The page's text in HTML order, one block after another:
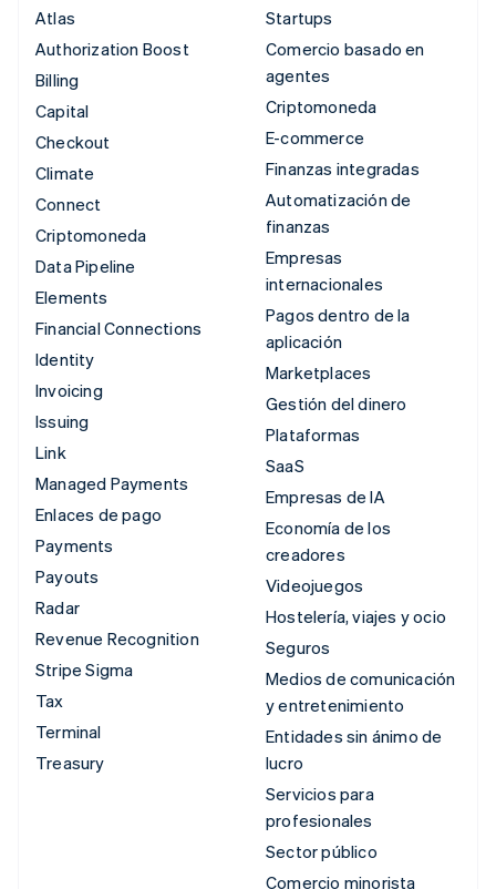
Atlas
Authorization Boost
Billing
Capital
Checkout
Climate
Connect
Criptomoneda
Data Pipeline
Elements
Financial Connections
Identity
Invoicing
Issuing
Link
Managed Payments
Enlaces de pago
Payments
Payouts
Radar
Revenue Recognition
Stripe Sigma
Tax
Terminal
Treasury
Startups
Comercio basado en
agentes
Criptomoneda
E-commerce
Finanzas integradas
Automatización de
finanzas
Empresas
internacionales
Pagos dentro de la
aplicación
Marketplaces
Gestión del dinero
Plataformas
SaaS
Empresas de IA
Economía de los
creadores
Videojuegos
Hostelería, viajes y ocio
Seguros
Medios de comunicación
y entretenimiento
Entidades sin ánimo de
lucro
Servicios para
profesionales
Sector público
Comercio minorista